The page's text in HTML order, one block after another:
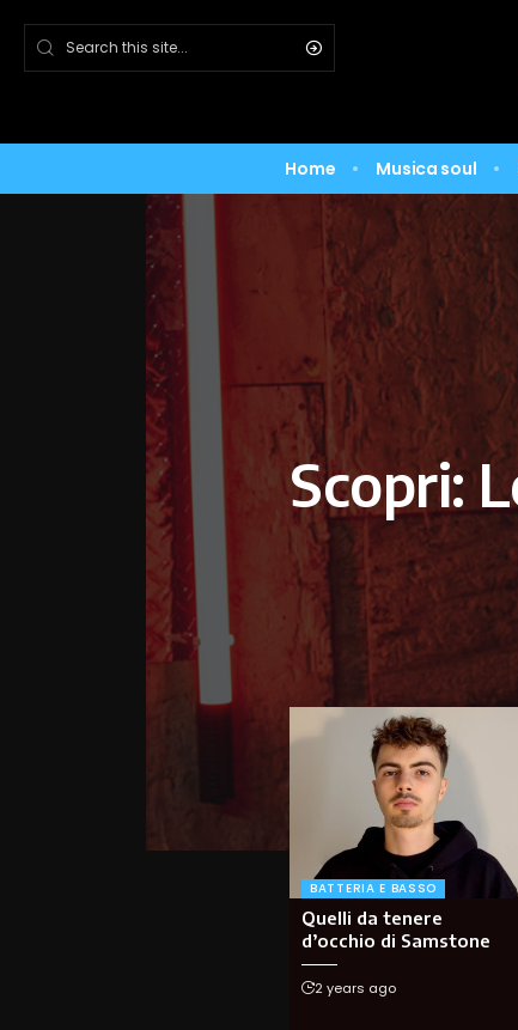
Home Musica soul
Scopri:
BATTERIA E BASSO
Quelli da tenere
d’occhio di Samstone
2 years ago